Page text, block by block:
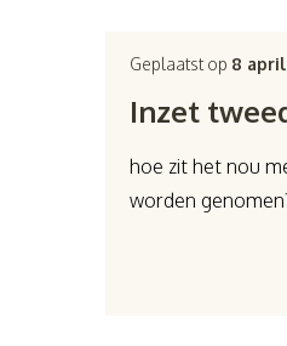
Geplaatst op 8 april
Inzet
hoe zit het nou
worden